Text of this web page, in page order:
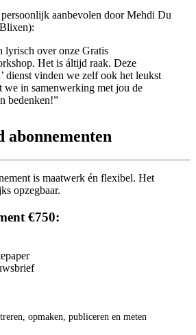
aanbevolen door Mehdi Du
lyrisch over onze Gratis
Het is áltijd raak. Deze
dienst vinden we zelf ook het leukst
we in samenwerking met jou de
bedenken!”
abonnementen
is maatwerk én flexibel. Het
opzegbaar.
€750:
opmaken, publiceren en meten